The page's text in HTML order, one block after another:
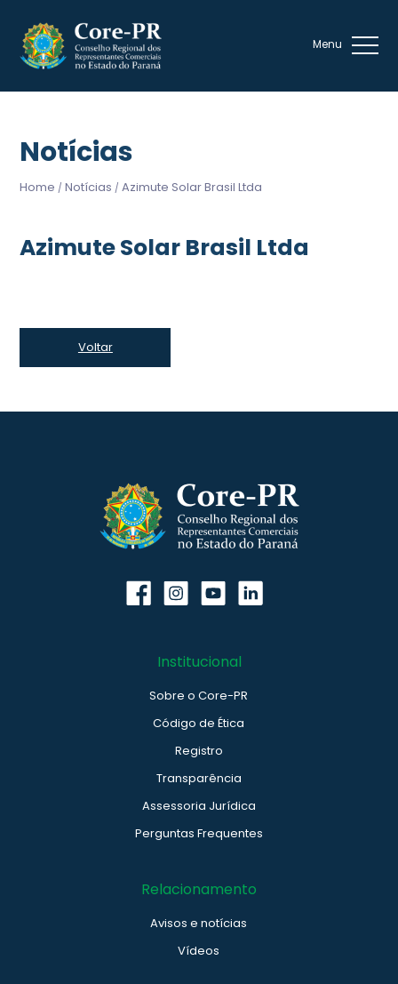
Notícias
Home / Notícias / Azimute Solar Brasil Ltda
Azimute Solar Brasil Ltda
Voltar
Institucional
Sobre o Core-PR
Código de Ética
Registro
Transparência
Assessoria Jurídica
Perguntas Frequentes
Relacionamento
Avisos e notícias
Vídeos